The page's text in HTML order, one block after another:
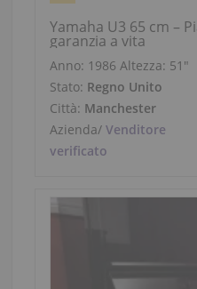
Yamaha U3 65 cm –
garanzia a vita
Anno: 1986 Altezza: 51″
Stato: Regno Unito
Città: Manchester
Azienda/Venditore
verificato